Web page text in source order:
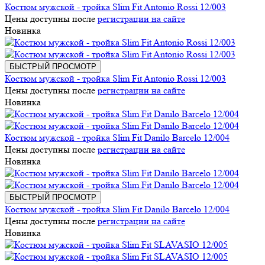
Костюм мужской - тройка Slim Fit Antonio Rossi 12/003
Цены доступны после регистрации на сайте
Новинка
БЫСТРЫЙ ПРОСМОТР
Костюм мужской - тройка Slim Fit Antonio Rossi 12/003
Цены доступны после регистрации на сайте
Новинка
Костюм мужской - тройка Slim Fit Danilo Barcelo 12/004
Цены доступны после регистрации на сайте
Новинка
БЫСТРЫЙ ПРОСМОТР
Костюм мужской - тройка Slim Fit Danilo Barcelo 12/004
Цены доступны после регистрации на сайте
Новинка